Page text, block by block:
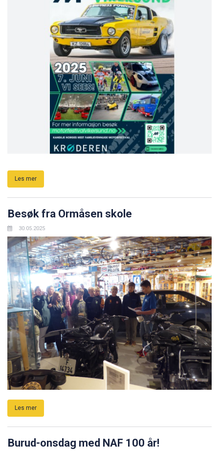
Les mer
Besøk fra Ormåsen skole
30.05.2025
Les mer
Burud-onsdag med NAF 100 år!